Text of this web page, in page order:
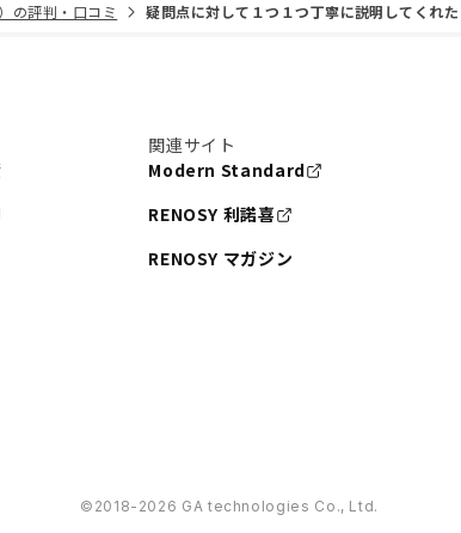
の評判・口コミ 疑問点に対して１つ１つ丁寧に説明してくれた
関連サイト
Modern Standard
RENOSY 利諾喜
RENOSY マガジン
©︎2018-2026 GA technologies Co., Ltd.